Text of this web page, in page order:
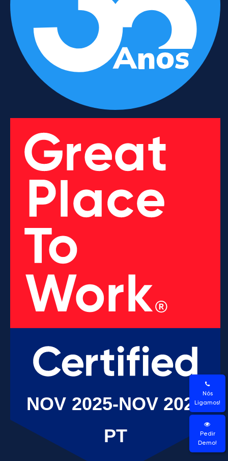
Nós
Ligamos!
Pedir
Demo!